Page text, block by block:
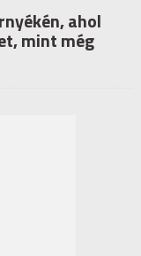
ahol
mint még